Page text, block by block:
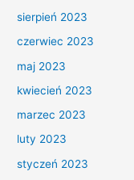
sierpień 2023
czerwiec 2023
maj 2023
kwiecień 2023
marzec 2023
luty 2023
styczeń 2023